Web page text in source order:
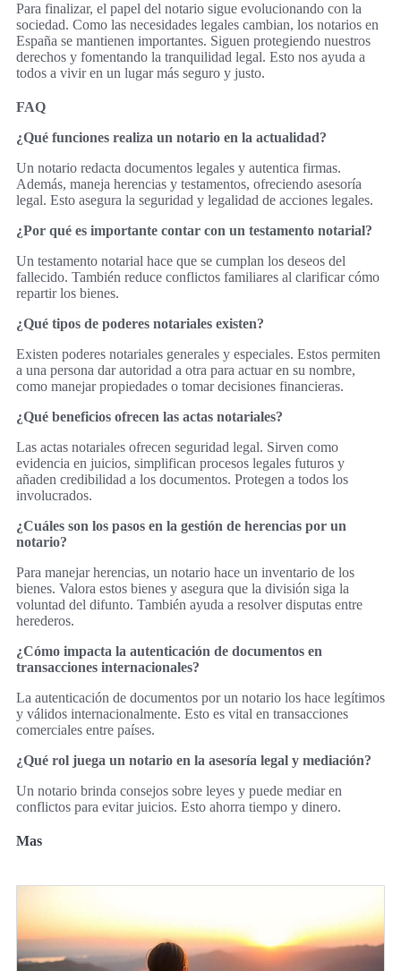
Para finalizar, el papel del notario sigue evolucionando con la
sociedad. Como las necesidades legales cambian, los notarios en
España se mantienen importantes. Siguen protegiendo nuestros
derechos y fomentando la tranquilidad legal. Esto nos ayuda a
todos a vivir en un lugar más seguro y justo.
FAQ
¿Qué funciones realiza un notario en la actualidad?
Un notario redacta documentos legales y autentica firmas.
Además, maneja herencias y testamentos, ofreciendo asesoría
legal. Esto asegura la seguridad y legalidad de acciones legales.
¿Por qué es importante contar con un testamento notarial?
Un testamento notarial hace que se cumplan los deseos del
fallecido. También reduce conflictos familiares al clarificar cómo
repartir los bienes.
¿Qué tipos de poderes notariales existen?
Existen poderes notariales generales y especiales. Estos permiten
a una persona dar autoridad a otra para actuar en su nombre,
como manejar propiedades o tomar decisiones financieras.
¿Qué beneficios ofrecen las actas notariales?
Las actas notariales ofrecen seguridad legal. Sirven como
evidencia en juicios, simplifican procesos legales futuros y
añaden credibilidad a los documentos. Protegen a todos los
involucrados.
¿Cuáles son los pasos en la gestión de herencias por un
notario?
Para manejar herencias, un notario hace un inventario de los
bienes. Valora estos bienes y asegura que la división siga la
voluntad del difunto. También ayuda a resolver disputas entre
herederos.
¿Cómo impacta la autenticación de documentos en
transacciones internacionales?
La autenticación de documentos por un notario los hace legítimos
y válidos internacionalmente. Esto es vital en transacciones
comerciales entre países.
¿Qué rol juega un notario en la asesoría legal y mediación?
Un notario brinda consejos sobre leyes y puede mediar en
conflictos para evitar juicios. Esto ahorra tiempo y dinero.
Mas